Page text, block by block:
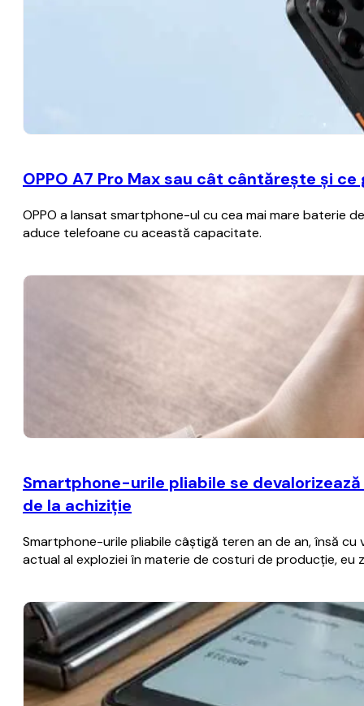
OPPO A7 Pro Max sau cât cântărește și
OPPO a lansat smartphone-ul cu cea mai mare baterie
aduce telefoane cu această capacitate.
Smartphone-urile pliabile se
de la achiziţie
Smartphone-urile pliabile câştigă teren an de an, însă
actual al exploziei în materie de costuri de producţie,